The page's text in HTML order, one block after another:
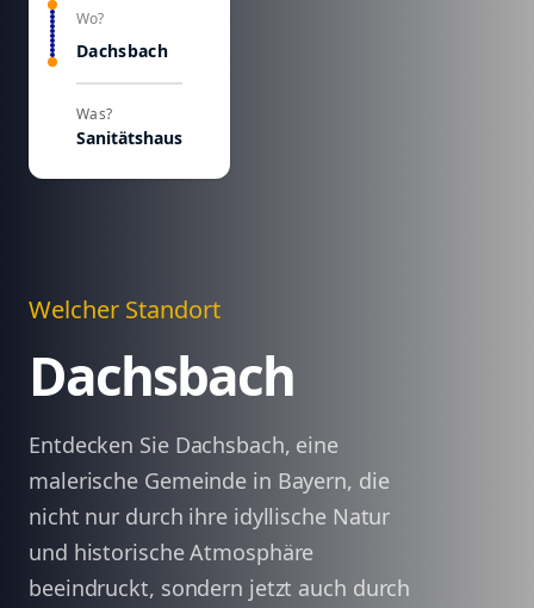
Wo?
Dachsbach
Was?
Sanitätshaus
Welcher Standort
Dachsbach
Entdecken Sie Dachsbach, eine
malerische Gemeinde in Bayern, die
nicht nur durch ihre idyllische Natur
und historische Atmosphäre
beeindruckt, sondern jetzt auch durch